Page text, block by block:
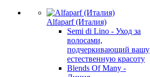
Alfaparf (Италия)
Semi di Lino - Уход за
волосами,
подчеркивающий вашу
естественную красоту
Blends Of Many -